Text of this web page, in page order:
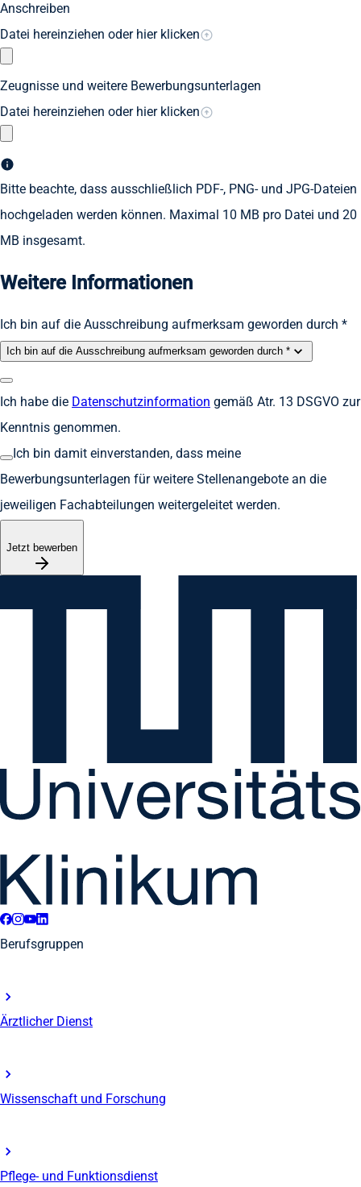
Anschreiben
Datei hereinziehen oder hier klicken
Zeugnisse und weitere Bewerbungsunterlagen
Datei hereinziehen oder hier klicken
Bitte beachte, dass ausschließlich PDF-, PNG- und JPG-Dateien
hochgeladen werden können. Maximal 10 MB pro Datei und 20
MB insgesamt.
Weitere Informationen
Ich bin auf die Ausschreibung aufmerksam geworden durch *
Ich bin auf die Ausschreibung aufmerksam geworden durch *
Ich habe die Datenschutzinformation gemäß Atr. 13 DSGVO zur
Kenntnis genommen.
Ich bin damit einverstanden, dass meine
Bewerbungsunterlagen für weitere Stellenangebote an die
jeweiligen Fachabteilungen weitergeleitet werden.
Jetzt bewerben
Berufsgruppen
Ärztlicher Dienst
Wissenschaft und Forschung
Pflege- und Funktionsdienst